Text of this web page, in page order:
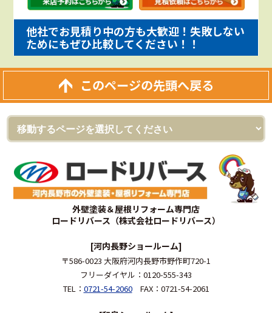
他社でお見積り中の方も大歓迎！失敗しない
ためにもぜひ比較してください！！
このページの先頭へ戻る
外壁塗装＆屋根リフォーム専門店
ロードリバース（株式会社ロードリバース）
[河内長野ショールーム]
〒586-0023 大阪府河内長野市野作町720-1
フリーダイヤル：0120-555-343
TEL： 0721-54-2060FAX：0721-54-2061